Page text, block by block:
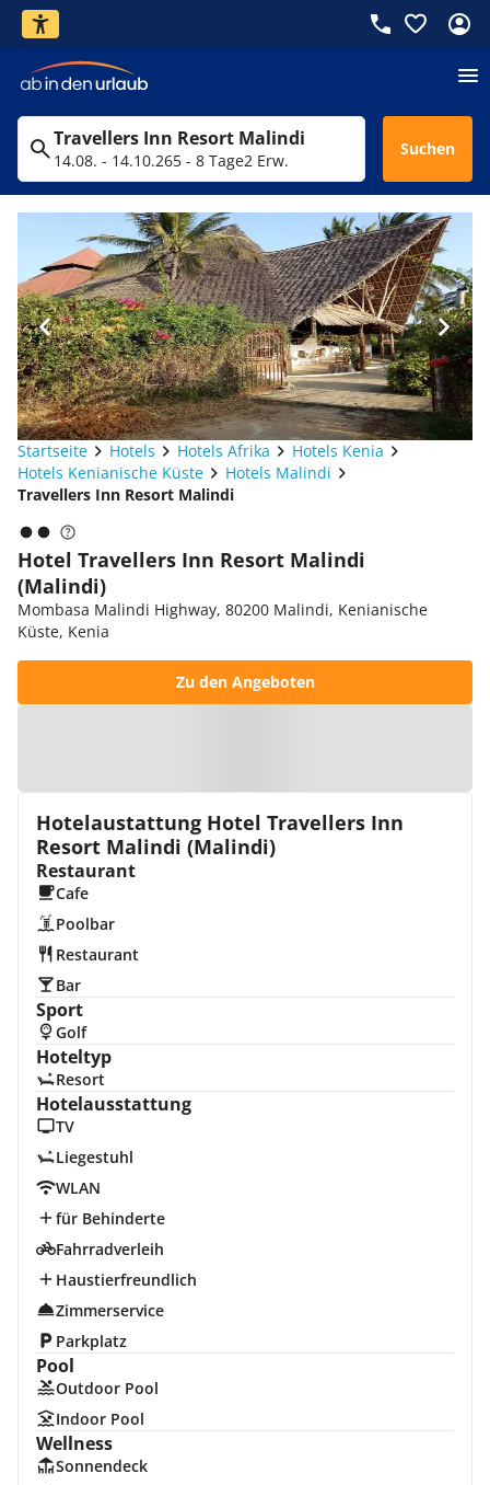
Travellers Inn Resort Malindi
14.08. - 14.10.265 - 8 Tage2 Erw.
Suchen
Startseite Hotels Hotels Afrika
Hotels Kenia
Hotels Kenianische Küste
Hotels Malindi
Travellers Inn Resort Malindi
Hotel Travellers Inn Resort Malindi
(Malindi)
Mombasa Malindi Highway, 80200 Malindi, Kenianische
Küste, Kenia
Zu den Angeboten
Hotelaustattung Hotel Travellers Inn
Resort Malindi (Malindi)
Restaurant
Cafe
Poolbar
Restaurant
Bar
Sport
Golf
Hoteltyp
Resort
Hotelausstattung
TV
Liegestuhl
WLAN
für Behinderte
Fahrradverleih
Haustierfreundlich
Zimmerservice
Parkplatz
Pool
Outdoor Pool
Indoor Pool
Wellness
Sonnendeck